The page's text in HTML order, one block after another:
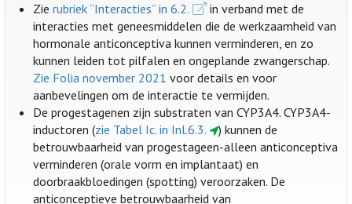
Zierubriek “Interacties” in 6.2.
in verband met de
interacties met geneesmiddelen die de werkzaamheid van
hormonale anticonceptiva kunnen verminderen, en zo
kunnen leiden tot pilfalen en ongeplande zwangerschap.
Zie Folia november 2021 voor details en voor
aanbevelingen om de interactie te vermijden.
De progestagenen zijn substraten van CYP3A4. CYP3A4-
inductoren (zie Tabel Ic. in Inl.6.3.
) kunnen de
betrouwbaarheid van progestageen-alleen anticonceptiva
verminderen (orale vorm en implantaat) en
doorbraakbloedingen (spotting) veroorzaken. De
anticonceptieve betrouwbaarheid van